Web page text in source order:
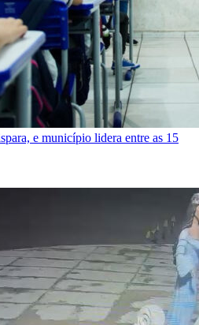
e município lidera entre as 15